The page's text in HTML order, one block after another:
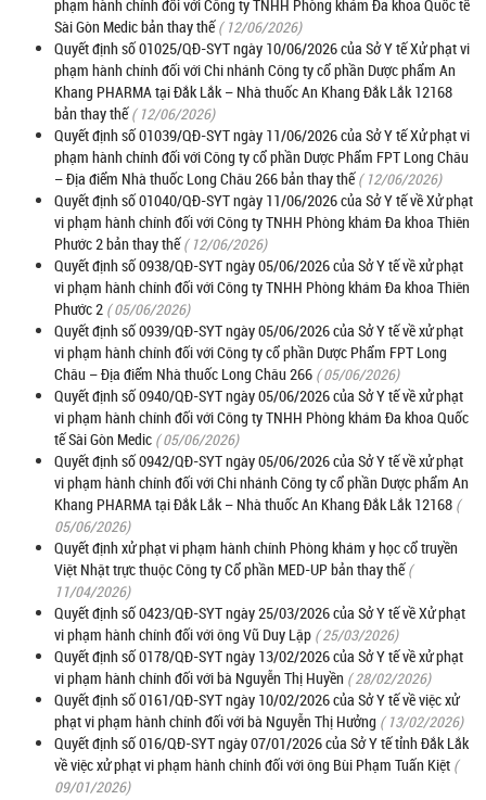
phạm hành chính đối với Công ty TNHH Phòng khám Đa khoa Quốc tế
Sài Gòn Medic bản thay thế ( 12/06/2026)
Quyết định số 01025/QĐ-SYT ngày 10/06/2026 của Sở Y tế Xử phạt vi
phạm hành chính đối với Chi nhánh Công ty cổ phần Dược phẩm An
Khang PHARMA tại Đắk Lắk – Nhà thuốc An Khang Đắk Lắk 12168
bản thay thế ( 12/06/2026)
Quyết định số 01039/QĐ-SYT ngày 11/06/2026 của Sở Y tế Xử phạt vi
phạm hành chính đối với Công ty cổ phần Dược Phẩm FPT Long Châu
– Địa điểm Nhà thuốc Long Châu 266 bản thay thế ( 12/06/2026)
Quyết định số 01040/QĐ-SYT ngày 11/06/2026 của Sở Y tế về Xử phạt
vi phạm hành chính đối với Công ty TNHH Phòng khám Đa khoa Thiên
Phước 2 bản thay thế ( 12/06/2026)
Quyết định số 0938/QĐ-SYT ngày 05/06/2026 của Sở Y tế về xử phạt
vi phạm hành chính đối với Công ty TNHH Phòng khám Đa khoa Thiên
Phước 2 ( 05/06/2026)
Quyết định số 0939/QĐ-SYT ngày 05/06/2026 của Sở Y tế về xử phạt
vi phạm hành chính đối với Công ty cổ phần Dược Phẩm FPT Long
Châu – Địa điểm Nhà thuốc Long Châu 266 ( 05/06/2026)
Quyết định số 0940/QĐ-SYT ngày 05/06/2026 của Sở Y tế về xử phạt
vi phạm hành chính đối với Công ty TNHH Phòng khám Đa khoa Quốc
tế Sài Gòn Medic ( 05/06/2026)
Quyết định số 0942/QĐ-SYT ngày 05/06/2026 của Sở Y tế về xử phạt
vi phạm hành chính đối với Chi nhánh Công ty cổ phần Dược phẩm An
Khang PHARMA tại Đắk Lắk – Nhà thuốc An Khang Đắk Lắk 12168 (
05/06/2026)
Quyết định xử phạt vi phạm hành chính Phòng khám y học cổ truyền
Việt Nhật trực thuộc Công ty Cổ phần MED-UP bản thay thế (
11/04/2026)
Quyết định số 0423/QĐ-SYT ngày 25/03/2026 của Sở Y tế về Xử phạt
vi phạm hành chính đối với ông Vũ Duy Lập ( 25/03/2026)
Quyết định số 0178/QĐ-SYT ngày 13/02/2026 của Sở Y tế về xử phạt
vi phạm hành chính đối với bà Nguyễn Thị Huyền ( 28/02/2026)
Quyết định số 0161/QĐ-SYT ngày 10/02/2026 của Sở Y tế về việc xử
phạt vi phạm hành chính đối với bà Nguyễn Thị Hưởng ( 13/02/2026)
Quyết định số 016/QĐ-SYT ngày 07/01/2026 của Sở Y tế tỉnh Đắk Lắk
về việc xử phạt vi phạm hành chính đối với ông Bùi Phạm Tuấn Kiệt (
09/01/2026)